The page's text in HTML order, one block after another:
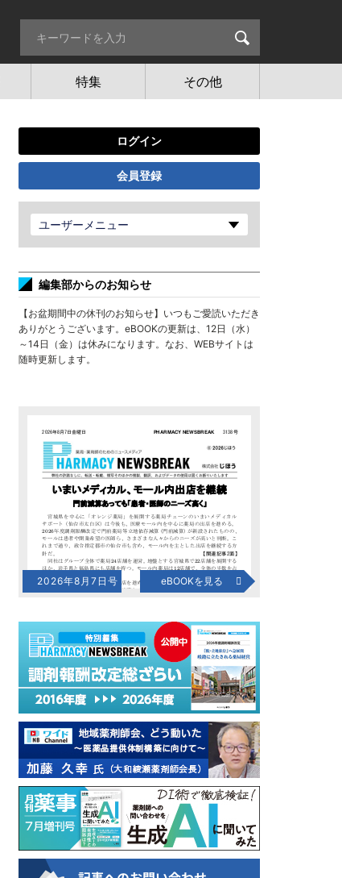
特集 その他
ログイン
会員登録
ユーザーメニュー
編集部からのお知らせ
【お盆期間中の休刊のお知らせ】いつもご愛読いただき
ありがとうございます。eBOOKの更新は、12日（水）
～14日（金）は休みになります。なお、WEBサイトは
随時更新します。
2026年8月7日号 eBOOKを見る